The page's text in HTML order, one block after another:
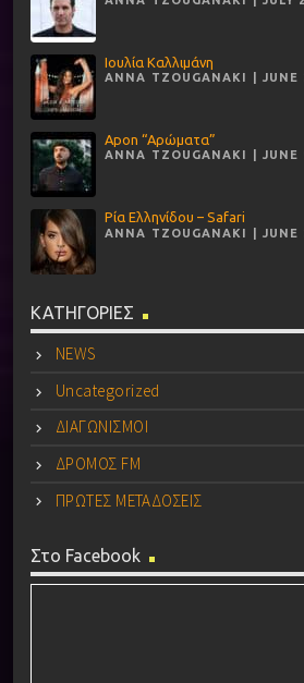
Ιουλία Καλλιμάνη
ANNA TZOUGANAKI | JUNE
Apon “Αρώματα”
ANNA TZOUGANAKI | JUNE
Ρία Ελληνίδου – Safari
ANNA TZOUGANAKI | JUNE
ΚΑΤΗΓΟΡΙΕΣ
NEWS
Uncategorized
ΔΙΑΓΩΝΙΣΜΟΙ
ΔΡΟΜΟΣ FM
ΠΡΩΤΕΣ ΜΕΤΑΔΟΣΕΙΣ
Στο Facebook